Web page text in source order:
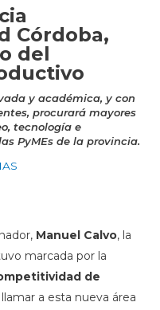
Córdoba,
del
y académica, y con
procurará mayores
tecnología e
PyMEs de la provincia.
Manuel Calvo, la
marcada por la
de
a esta nueva área